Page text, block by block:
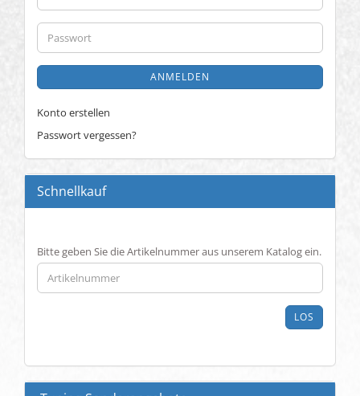
Mail-
Adresse
Passwort
ANMELDEN
Konto erstellen
Passwort vergessen?
Schnellkauf
BITTE
GEBEN
SIE
DIE
EIN.
Bitte geben Sie die Artikelnummer aus unserem Katalog ein.
LOS